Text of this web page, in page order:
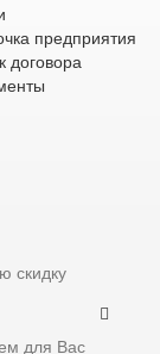
предприятия
договора
скидку
для Вас